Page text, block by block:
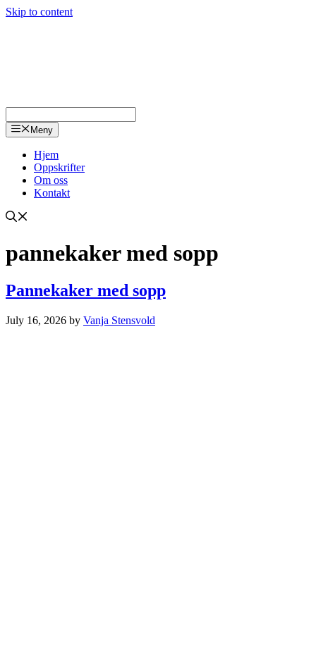
Skip to content
Meny
Hjem
Oppskrifter
Om oss
Kontakt
pannekaker med sopp
Pannekaker med sopp
July 16, 2026 by Vanja Stensvold